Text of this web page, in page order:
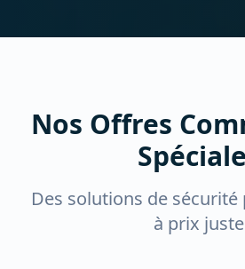
Nos Offres
Des solutions de sécurité
à prix juste